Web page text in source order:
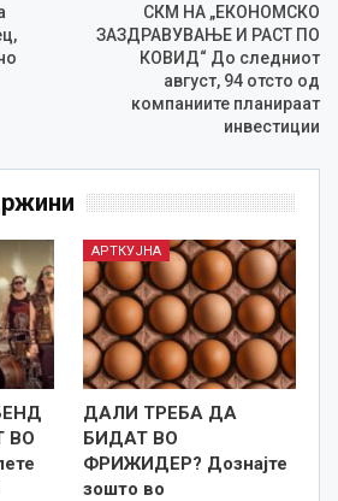
СКМ НА „ЕКОНОМСКО
ЗАЗДРАВУВАЊЕ И РАСТ ПО
КОВИД“ До следниот
август, 94 отсто од
компаниите планираат
инвестиции
ВО
АРТКУЈНА
ДАЛИ ТРЕБА ДА
БИДАТ ВО
ФРИЖИДЕР? Дознајте
зошто во